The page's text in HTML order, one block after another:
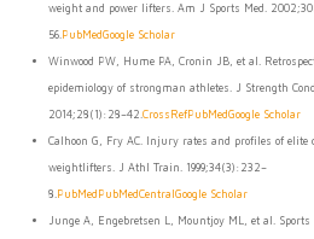
weight and power lifters. Am J Sports Med.
56.PubMedGoogle Scholar
Winwood PW, Hume PA, Cronin JB, et al.
epidemiology of strongman athletes. J Strength
2014;28(1):28–42.CrossRefPubMedGoogle Scholar
Calhoon G, Fry AC. Injury rates and profiles of elite
weightlifters. J Athl Train. 1999;34(3):232–
8.PubMedPubMedCentral Google Scholar
Junge A, Engebretsen L, Mountjoy ML, et al.